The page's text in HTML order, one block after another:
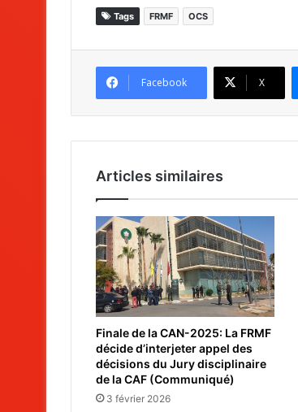
Tags FRMF OCS
Facebook X
Articles similaires
Finale de la CAN-2025: La FRMF
décide d’interjeter appel des
décisions du Jury disciplinaire
de la CAF (Communiqué)
3 février 2026